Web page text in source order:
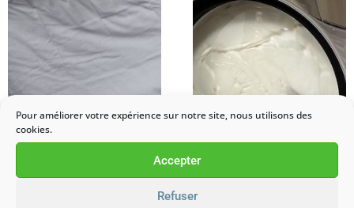
Pour améliorer votre expérience sur notre site, nous utilisons des
cookies.
Accepter
Refuser